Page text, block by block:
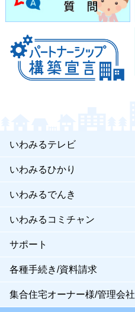
いわみるテレビ
いわみるひかり
いわみるでんき
いわみるコミチャン
サポート
各種手続き/資料請求
集合住宅オーナー様/管理会社